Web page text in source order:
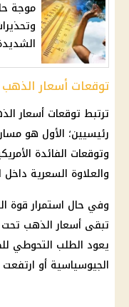
موجة
توقعات أسعار الذهب
ترتبط توقعات أسعار
رئيسيين؛ الأول هو
وتوقعات الفائدة
والعلاوة السعرية
وفي حال استمرار قوة
تبقى أسعار الذهب
يعود الطلب التحوطي
الجيوسياسية أو